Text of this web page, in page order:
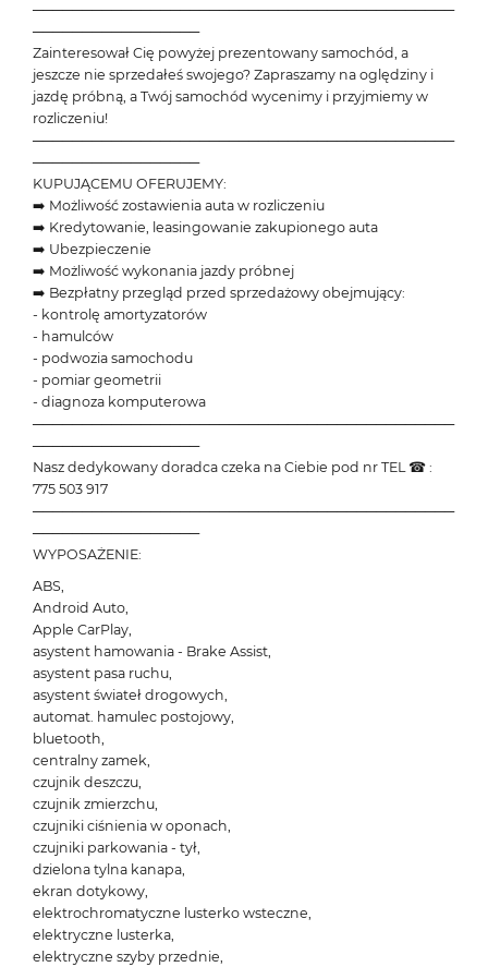
───────────────────────────────────────────
─────────────────
Zainteresował Cię powyżej prezentowany samochód, a
jeszcze nie sprzedałeś swojego? Zapraszamy na oględziny i
jazdę próbną, a Twój samochód wycenimy i przyjmiemy w
rozliczeniu!
───────────────────────────────────────────
─────────────────
KUPUJĄCEMU OFERUJEMY:
➡️ Możliwość zostawienia auta w rozliczeniu
➡️ Kredytowanie, leasingowanie zakupionego auta
➡️ Ubezpieczenie
➡️ Możliwość wykonania jazdy próbnej
➡️ Bezpłatny przegląd przed sprzedażowy obejmujący:
- kontrolę amortyzatorów
- hamulców
- podwozia samochodu
- pomiar geometrii
- diagnoza komputerowa
───────────────────────────────────────────
─────────────────
Nasz dedykowany doradca czeka na Ciebie pod nr TEL ☎ :
775 503 917
───────────────────────────────────────────
─────────────────
WYPOSAŻENIE:
ABS,
Android Auto,
Apple CarPlay,
asystent hamowania - Brake Assist,
asystent pasa ruchu,
asystent świateł drogowych,
automat. hamulec postojowy,
bluetooth,
centralny zamek,
czujnik deszczu,
czujnik zmierzchu,
czujniki ciśnienia w oponach,
czujniki parkowania - tył,
dzielona tylna kanapa,
ekran dotykowy,
elektrochromatyczne lusterko wsteczne,
elektryczne lusterka,
elektryczne szyby przednie,